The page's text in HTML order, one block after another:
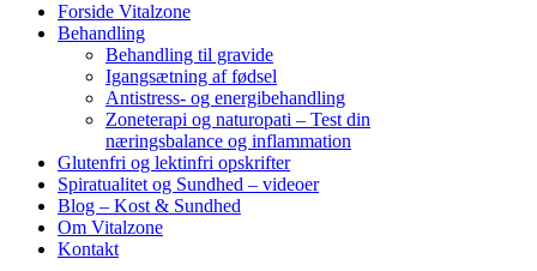
Forside Vitalzone
Behandling
Behandling til gravide
Igangsætning af fødsel
Antistress- og energibehandling
Zoneterapi og naturopati – Test din
næringsbalance og inflammation
Glutenfri og lektinfri opskrifter
Spiratualitet og Sundhed – videoer
Blog – Kost & Sundhed
Om Vitalzone
Kontakt